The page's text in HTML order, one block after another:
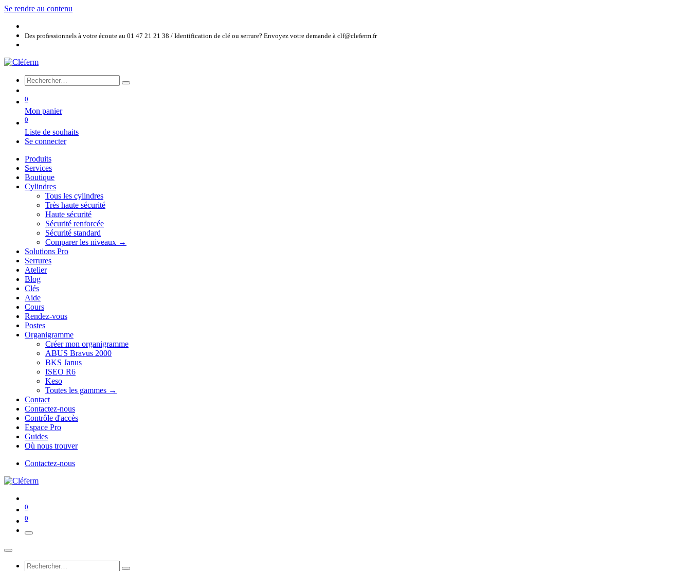
Se rendre au contenu
Des professionnels à votre écoute au 01 47 21 21 38 / Identification de clé ou serrure? Envoyez votre demande à clf@cleferm.fr
0
Mon panier
0
Liste de souhaits
Se connecter
Produits
Services
Boutique
Cylindres
Tous les cylindres
Très haute sécurité
Haute sécurité
Sécurité renforcée
Sécurité standard
Comparer les niveaux →
Solutions Pro
Serrures
Atelier
Blog
Clés
Aide
Cours
Rendez-vous
Postes
Organigramme
Créer mon organigramme
ABUS Bravus 2000
BKS Janus
ISEO R6
Keso
Toutes les gammes →
Contact
Contactez-nous
Contrôle d'accès
Espace Pro
Guides
Où nous trouver
Contactez-nous
0
0